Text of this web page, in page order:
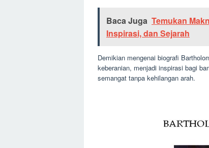
Baca Juga Temukan
Inspirasi, dan Sejarah
Demikian mengenai biografi
keberanian, menjadi inspirasi bagi
semangat tanpa kehilangan arah.